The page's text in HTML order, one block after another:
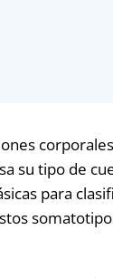
su tipo de
para